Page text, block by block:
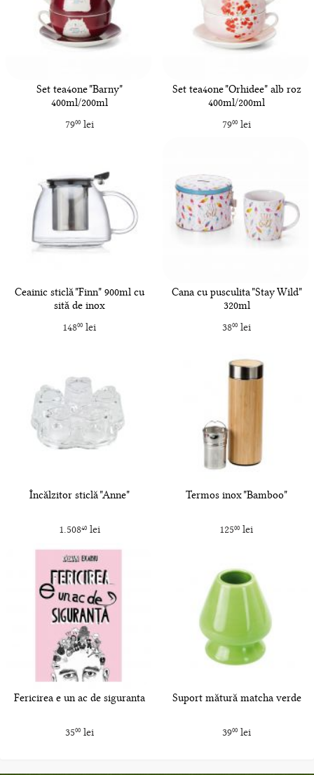
Set tea4one "Barny"
400ml/200ml
7900lei
Set tea4one "Orhidee" alb roz
400ml/200ml
7900lei
Ceainic sticlă "Finn" 900ml cu
sită de inox
14800 lei
Cana cu pusculita "Stay Wild"
320ml
3800lei
Încălzitor sticlă "Anne"
1.50840lei
Termos inox "Bamboo"
12500 lei
Fericirea e un ac de siguranta
3500lei
Suport mătură matcha verde
3900lei